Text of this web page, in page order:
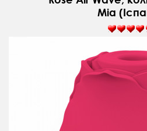
Mia